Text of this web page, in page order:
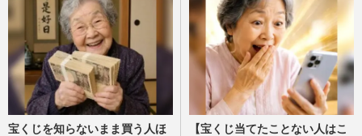
宝くじを知らないまま買う人ほ
【宝くじ当てたことない人はこ